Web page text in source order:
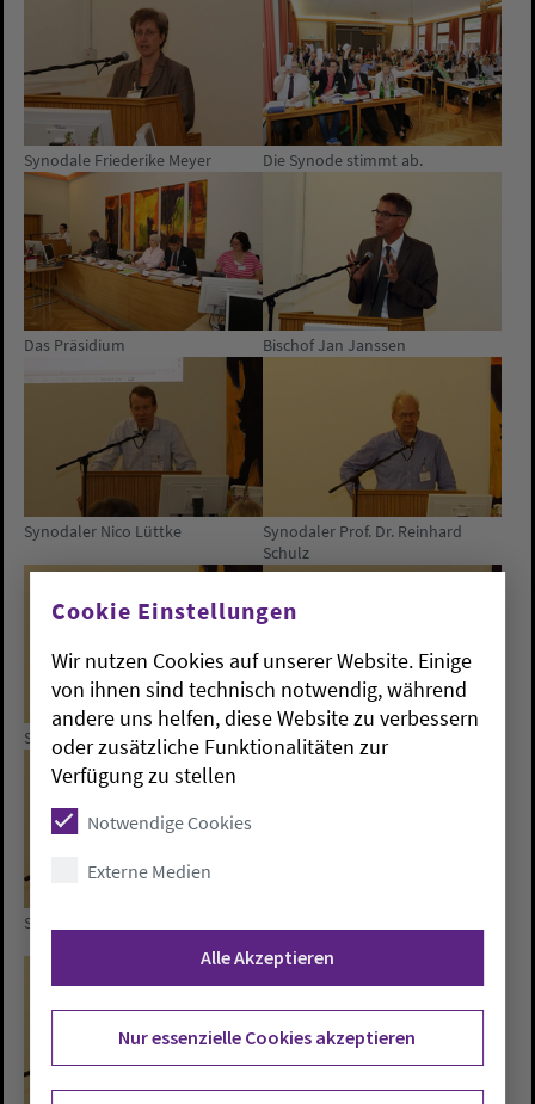
Synodale Friederike Meyer Die Synode stimmt ab.
Das Präsidium Bischof Jan Janssen
Synodaler Nico Lüttke
Synodaler Prof. Dr. Reinhard
Schulz
Synodale Meike Bruns Kreispfarrer Bertram Althausen
Synodaler Joachim Tönjes
Cookie Einstellungen
Wir nutzen Cookies auf unserer Website. Einige
von ihnen sind technisch notwendig, während
andere uns helfen, diese Website zu verbessern
oder zusätzliche Funktionalitäten zur
Verfügung zu stellen
Notwendige Cookies
Externe Medien
Alle Akzeptieren
Nur essenzielle Cookies akzeptieren